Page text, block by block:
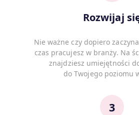
Rozwijaj
Nie ważne czy dopiero
czas pracujesz w branży. Na
znajdziesz umiejętności
do Twojego poziomu
3